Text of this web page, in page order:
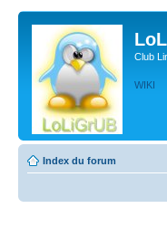
Club
WIKI
Index du forum